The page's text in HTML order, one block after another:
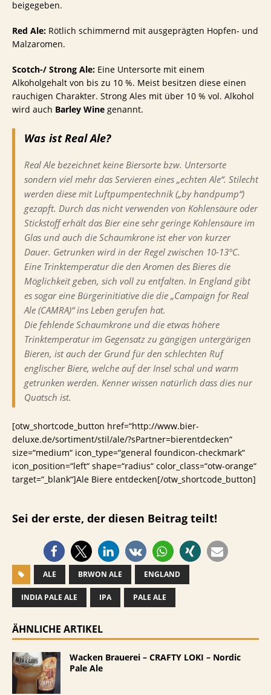
beigegeben.
Red Ale: Rötlich schimmernd mit ausgeprägten Hopfen- und
Malzaromen.
Scotch-/ Strong Ale: Eine Untersorte mit einem
Alkoholgehalt von bis zu 10 %. Meist besitzen diese einen
rauchigen Charakter. Strong Ales mit über 10 % vol. Alkohol
wird auch Barley Wine genannt.
Was ist Real Ale?
Real Ale bezeichnet keine Biersorte bzw. Untersorte
sondern viel mehr das Servieren eines „echten Ale“. Stilecht
werden diese mit Luftpumpentechnik („by handpump“)
gezapft. Durch das nicht verwenden von Kohlensäure oder
Stickstoff erhält das Bier eine sehr geringe Kohlensäure im
Glas und auch die Schaumkrone ist eher von kurzer
Dauer. Getrunken wird in der Regel zwischen 10-13°C.
Eine Trinktemperatur die den Aromen des Bieres die
Möglichkeit geben, sich voll zu entfalten. In England gibt
es sogar eine Bürgerinitiative die die „Campaign for Real
Ale (CAMRA)“ ins Leben gerufen hat.
Die fehlende Schaumkrone und die etwas höhere
Trinktemperatur im Gegensatz zu gängigen untergärigen
Bieren, ist auch der Grund für den schlechten Ruf
englischer Biere, welche auf der Insel schal und warm
getrunken werden. Kenner wissen natürlich dass dies nur
Quatsch ist.
[otw_shortcode_button href=“http://www.bier-
deluxe.de/sortiment/stil/ale/?sPartner=bierentdecken“
size=“medium“ icon_type=“general foundicon-checkmark“
icon_position=“left“ shape=“radius“ color_class=“otw-orange“
target=“_blank“]Ale Biere entdecken[/otw_shortcode_button]
Sei der erste, der diesen Beitrag teilt!
ALE BRWON ALE ENGLAND
INDIA PALE ALE IPA PALE ALE
ÄHNLICHE ARTIKEL
Wacken Brauerei – CRAFTY LOKI – Nordic
Pale Ale